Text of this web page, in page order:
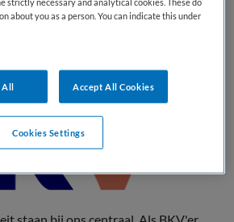
wellicht interessant zijn.
about you as a person. You can indicate this under
All Accept All Cookies
Cookies Settings